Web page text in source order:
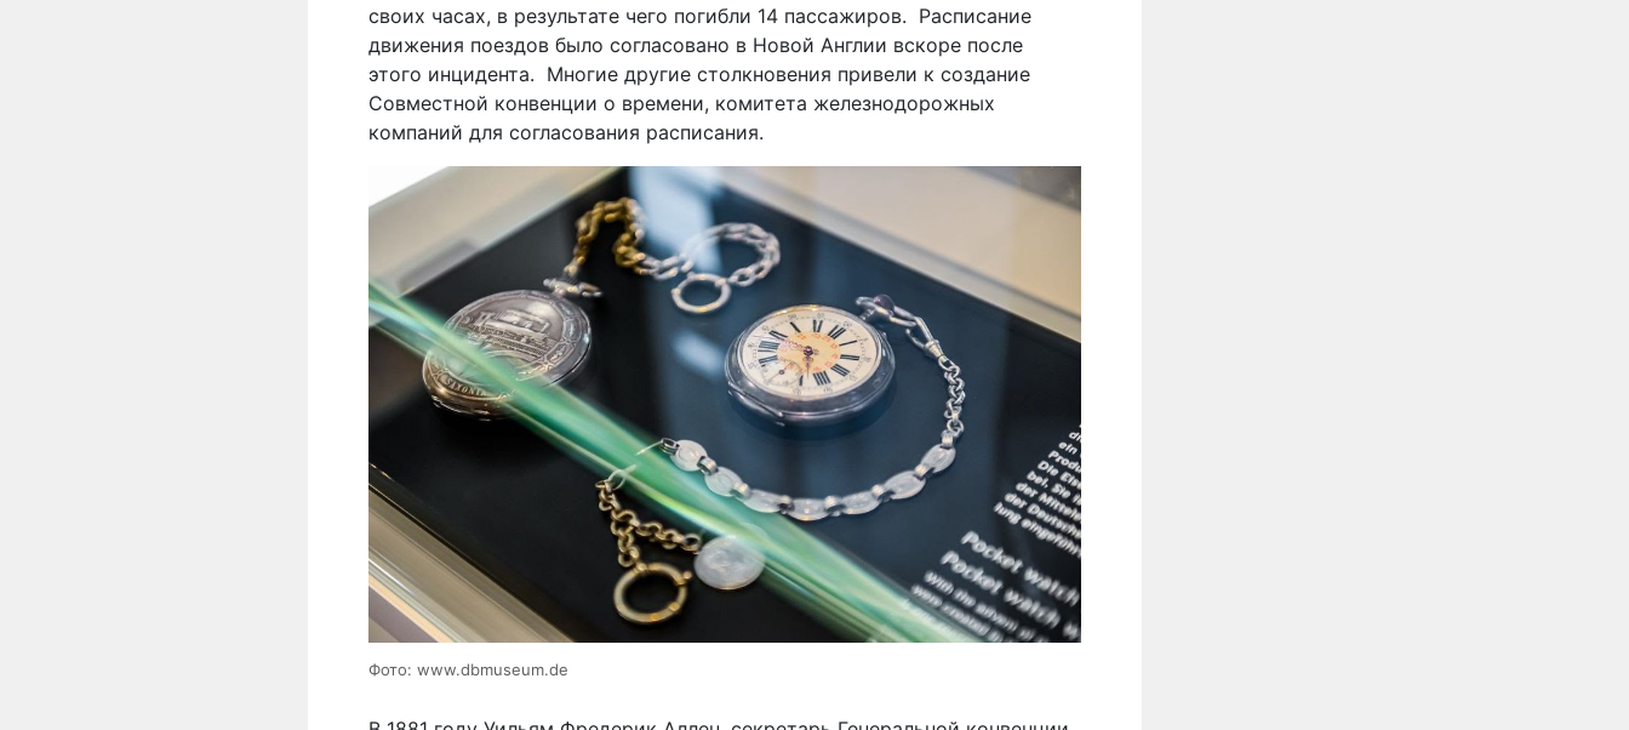
своих часах, в результате чего погибли 14 пассажиров. Расписание
движения поездов было согласовано в Новой Англии вскоре после
этого инцидента. Многие другие столкновения привели к создание
Совместной конвенции о времени, комитета железнодорожных
компаний для согласования расписания.
Фото: www.dbmuseum.de